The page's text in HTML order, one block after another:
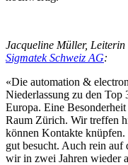
Jacqueline Müller, Leiterin
Sigmatek Schweiz AG:
«Die automation &
Niederlassung zu den Top
Europa. Eine
Raum Zürich. Wir treffen
können Kontakte knüpfen.
gut besucht. Auch rein auf
wir in zwei Jahren wieder